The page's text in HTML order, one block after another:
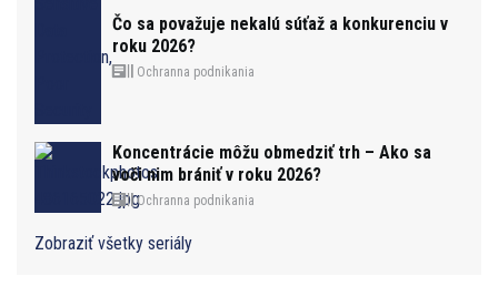
Čo sa považuje nekalú súťaž a konkurenciu v
roku 2026?
Ochranna podnikania
Koncentrácie môžu obmedziť trh – Ako sa
voči nim brániť v roku 2026?
Ochranna podnikania
Zobraziť všetky seriály